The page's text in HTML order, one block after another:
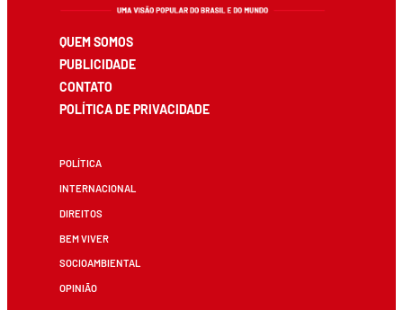
QUEM SOMOS
PUBLICIDADE
CONTATO
POLÍTICA DE PRIVACIDADE
POLÍTICA
INTERNACIONAL
DIREITOS
BEM VIVER
SOCIOAMBIENTAL
OPINIÃO